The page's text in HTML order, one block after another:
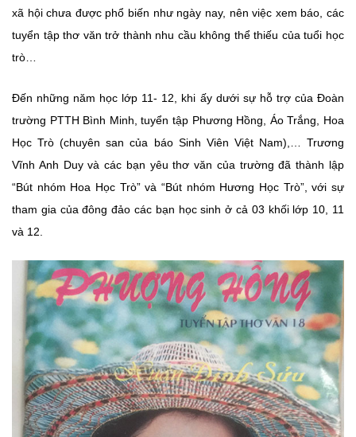
xã hội chưa được phổ biến như ngày nay, nên việc xem báo, các
tuyển tập thơ văn trở thành nhu cầu không thể thiếu của tuổi học
trò…
Đến những năm học lớp 11- 12, khi ấy dưới sự hỗ trợ của Đoàn
trường PTTH Bình Minh, tuyển tập Phương Hồng, Áo Trắng, Hoa
Học Trò (chuyên san của báo Sinh Viên Việt Nam),… Trương
Vĩnh Anh Duy và các bạn yêu thơ văn của trường đã thành lập
“Bút nhóm Hoa Học Trò” và “Bút nhóm Hương Học Trò”, với sự
tham gia của đông đảo các bạn học sinh ở cả 03 khối lớp 10, 11
và 12.